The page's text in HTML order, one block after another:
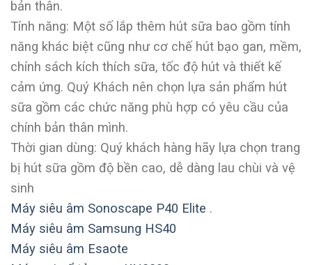
bản thân.
Tính năng: Một số lắp thêm hút sữa bao gồm tính
năng khác biệt cũng như cơ chế hút bạo gan, mềm,
chính sách kích thích sữa, tốc độ hút và thiết kế
cảm ứng. Quý Khách nên chọn lựa sản phẩm hút
sữa gồm các chức năng phù hợp có yêu cầu của
chính bản thân mình.
Thời gian dùng: Quý khách hàng hãy lựa chọn trang
bị hút sữa gồm độ bền cao, dễ dàng lau chùi và vệ
sinh
Máy siêu âm Sonoscape P40 Elite .
Máy siêu âm Samsung HS40
Máy siêu âm Esaote